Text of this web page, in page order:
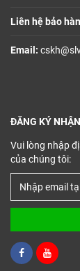
Liên hệ bảo
Email:
ĐĂNG KÝ
Vui lòng nhập
của chúng tôi: